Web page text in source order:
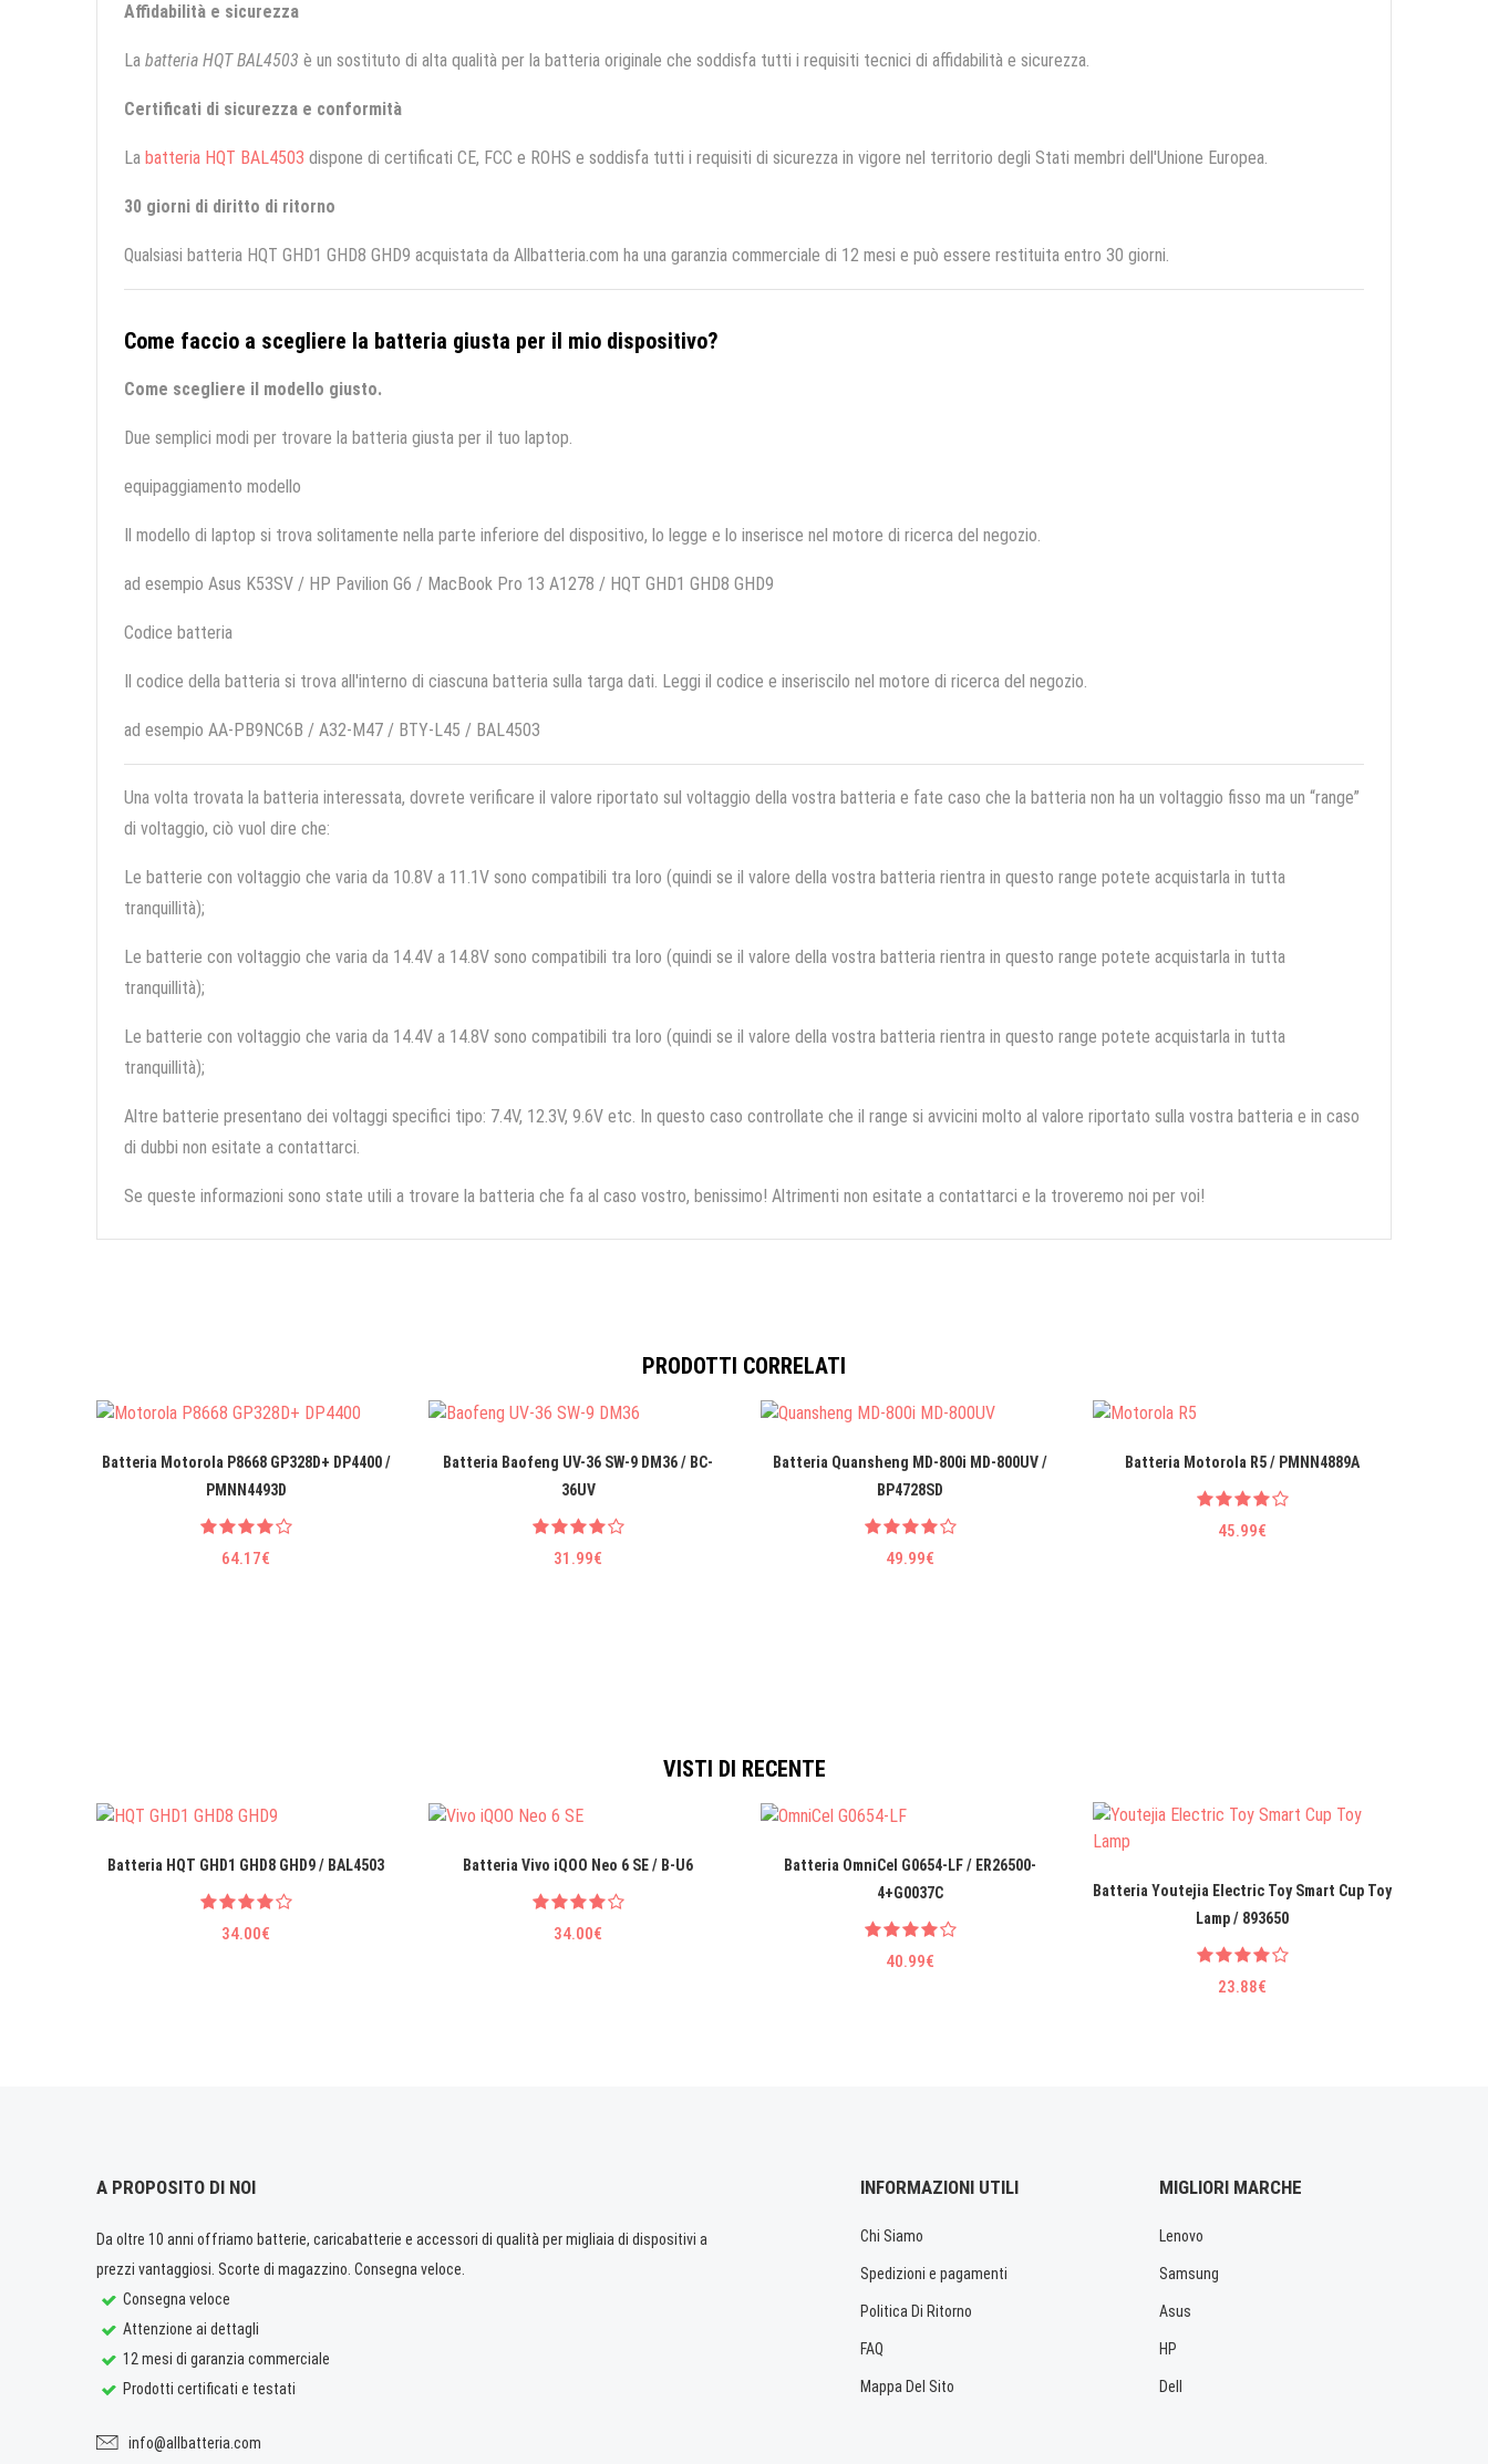
Affidabilità e sicurezza
La batteria HQT BAL4503 è un sostituto di alta qualità per la batteria originale che soddisfa tutti i requisiti tecnici di affidabilità e sicurezza.
Certificati di sicurezza e conformità
La batteria HQT BAL4503 dispone di certificati CE, FCC e ROHS e soddisfa tutti i requisiti di sicurezza in vigore nel territorio degli Stati membri dell'Unione Europea.
30 giorni di diritto di ritorno
Qualsiasi batteria HQT GHD1 GHD8 GHD9 acquistata da Allbatteria.com ha una garanzia commerciale di 12 mesi e può essere restituita entro 30 giorni.
Come faccio a scegliere la batteria giusta per il mio dispositivo?
Come scegliere il modello giusto.
Due semplici modi per trovare la batteria giusta per il tuo laptop.
equipaggiamento modello
Il modello di laptop si trova solitamente nella parte inferiore del dispositivo, lo legge e lo inserisce nel motore di ricerca del negozio.
ad esempio Asus K53SV / HP Pavilion G6 / MacBook Pro 13 A1278 / HQT GHD1 GHD8 GHD9
Codice batteria
Il codice della batteria si trova all'interno di ciascuna batteria sulla targa dati. Leggi il codice e inseriscilo nel motore di ricerca del negozio.
ad esempio AA-PB9NC6B / A32-M47 / BTY-L45 / BAL4503
Una volta trovata la batteria interessata, dovrete verificare il valore riportato sul voltaggio della vostra batteria e fate caso che la batteria non ha un voltaggio fisso ma un “range”
di voltaggio, ciò vuol dire che:
Le batterie con voltaggio che varia da 10.8V a 11.1V sono compatibili tra loro (quindi se il valore della vostra batteria rientra in questo range potete acquistarla in tutta
tranquillità);
Le batterie con voltaggio che varia da 14.4V a 14.8V sono compatibili tra loro (quindi se il valore della vostra batteria rientra in questo range potete acquistarla in tutta
tranquillità);
Le batterie con voltaggio che varia da 14.4V a 14.8V sono compatibili tra loro (quindi se il valore della vostra batteria rientra in questo range potete acquistarla in tutta
tranquillità);
Altre batterie presentano dei voltaggi specifici tipo: 7.4V, 12.3V, 9.6V etc. In questo caso controllate che il range si avvicini molto al valore riportato sulla vostra batteria e in caso
di dubbi non esitate a contattarci.
Se queste informazioni sono state utili a trovare la batteria che fa al caso vostro, benissimo! Altrimenti non esitate a contattarci e la troveremo noi per voi!
PRODOTTI CORRELATI
Batteria Motorola P8668 GP328D+ DP4400 /
PMNN4493D
64.17€
Batteria Baofeng UV-36 SW-9 DM36 / BC-
36UV
31.99€
Batteria Quansheng MD-800i MD-800UV /
BP4728SD
49.99€
Batteria Motorola R5 / PMNN4889A
45.99€
VISTI DI RECENTE
Batteria HQT GHD1 GHD8 GHD9 / BAL4503
34.00€
Batteria Vivo iQOO Neo 6 SE / B-U6
34.00€
Batteria OmniCel G0654-LF / ER26500-
4+G0037C
40.99€
Batteria Youtejia Electric Toy Smart Cup Toy
Lamp / 893650
23.88€
A PROPOSITO DI NOI
Da oltre 10 anni offriamo batterie, caricabatterie e accessori di qualità per migliaia di dispositivi a
prezzi vantaggiosi. Scorte di magazzino. Consegna veloce.
Consegna veloce
Attenzione ai dettagli
12 mesi di garanzia commerciale
Prodotti certificati e testati
info@allbatteria.com
INFORMAZIONI UTILI
Chi Siamo
Spedizioni e pagamenti
Politica Di Ritorno
FAQ
Mappa Del Sito
MIGLIORI MARCHE
Lenovo
Samsung
Asus
HP
Dell